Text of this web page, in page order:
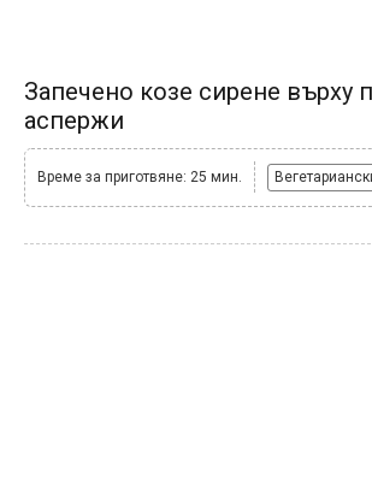
Запечено козе сирене върху
аспержи
Време за приготвяне: 25 мин.